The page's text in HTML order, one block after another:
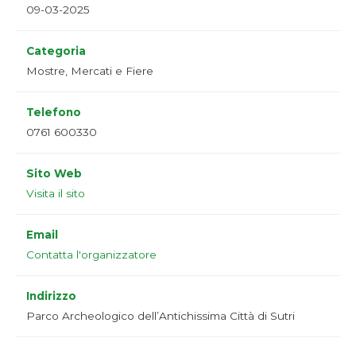
09-03-2025
Categoria
Mostre, Mercati e Fiere
Telefono
0761 600330
Sito Web
Visita il sito
Email
Contatta l'organizzatore
Indirizzo
Parco Archeologico dell’Antichissima Città di Sutri